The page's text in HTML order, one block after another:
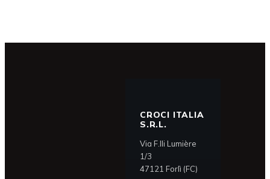
CROCI ITALIA
S.R.L.
Via F.lli Lumière
1/3
47121 Forlì (FC)